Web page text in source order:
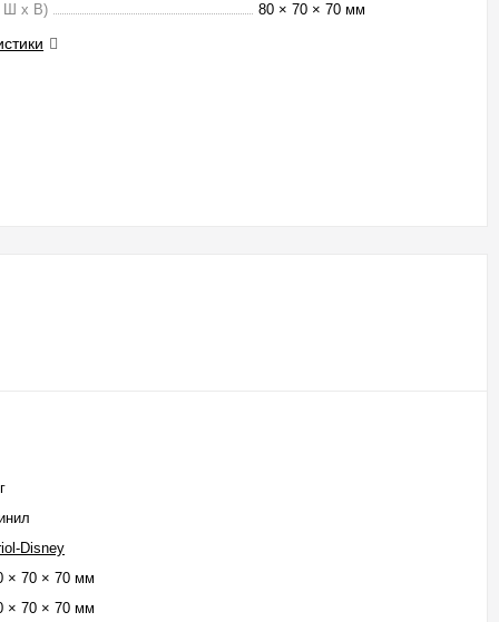
Ш х В)
80 × 70 × 70 мм
Disney
× 70 × 70 мм
× 70 × 70 мм